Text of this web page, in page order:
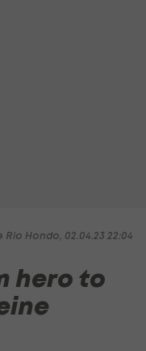
Rio Hondo, 02.04.23 22:04
hero to